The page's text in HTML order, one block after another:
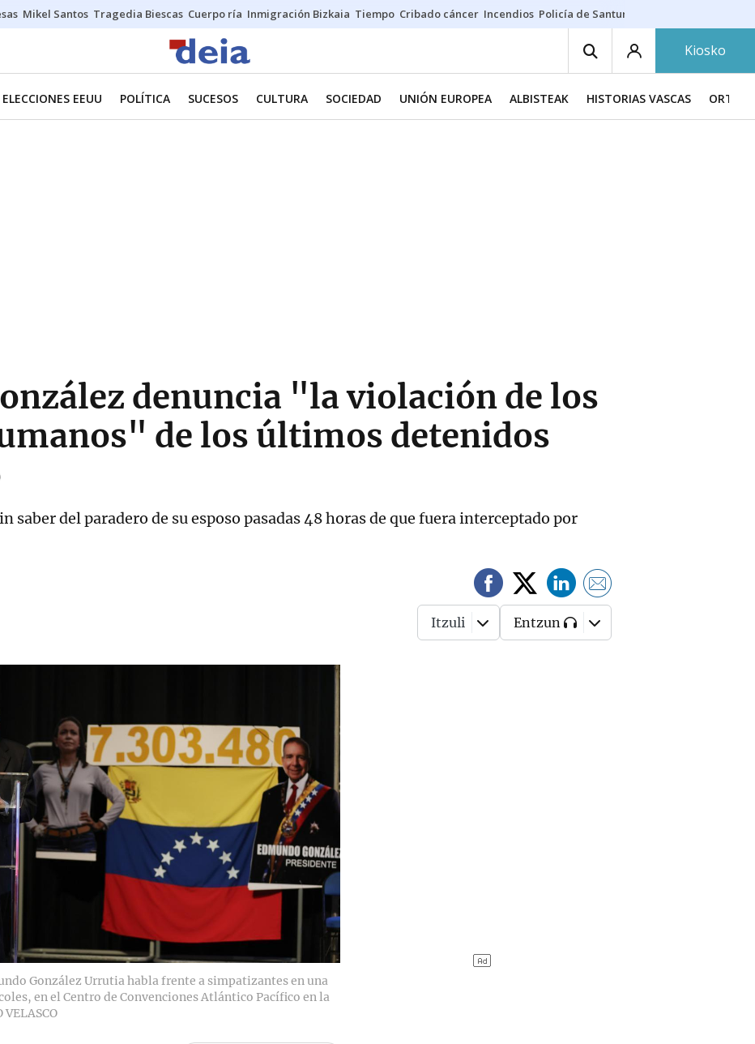
Mikel Santos Tragedia Biescas Cuerpo ría Inmigración Bizkaia Tiempo Cribado cáncer Incendios Policía de Santurtzi
Kiosko
ELECCIONES EEUU POLÍTICA SUCESOS CULTURA SOCIEDAD UNIÓN EUROPEA ALBISTEAK HISTORIAS VASCAS
denuncia "la violación de los
de los últimos detenidos
saber del paradero de su esposo pasadas 48 horas de que fuera interceptado por
Itzuli Entzun
González Urrutia habla frente a simpatizantes en una
en el Centro de Convenciones Atlántico Pacífico en la